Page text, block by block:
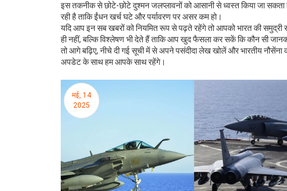
इस तकनीक से छोटे-छोटे दुश्मन जलप्लावनों को आसानी से ध्वस्त किया जा सकता
रही है ताकि ईंधन खर्च घटे और पर्यावरण पर असर कम हो।
यदि आप इन सब खबरों को नियमित रूप से पढ़ते रहेंगे तो आपको भारत की समुद्री
ही नहीं, बल्कि विश्लेषण भी देते हैं ताकि आप खुद फैसला कर सकें कि कौन सी
तो आगे बढ़िए, नीचे दी गई सूची में से अपने पसंदीदा लेख खोलें और भारतीय
अपडेट के साथ हम आपके साथ रहेंगे।
मई, 14
2025